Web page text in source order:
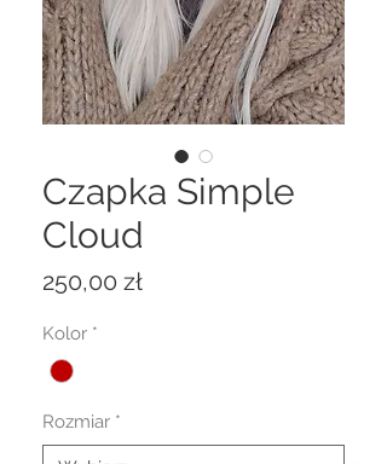
Czapka Simple
Cloud
250,00 złCena
Kolor *
Rozmiar *